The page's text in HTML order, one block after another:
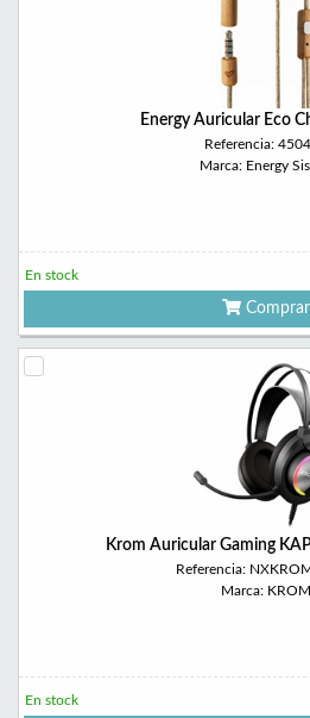
Energy Auricular Eco
Referencia:
Marca: Energy
En stock
Comprar
Krom Auricular Gaming
Referencia:
Marca: KROM
En stock